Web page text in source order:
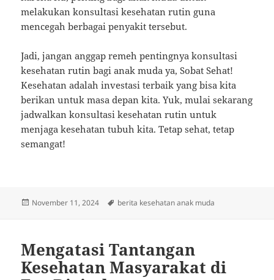
melakukan konsultasi kesehatan rutin guna
mencegah berbagai penyakit tersebut.
Jadi, jangan anggap remeh pentingnya konsultasi
kesehatan rutin bagi anak muda ya, Sobat Sehat!
Kesehatan adalah investasi terbaik yang bisa kita
berikan untuk masa depan kita. Yuk, mulai sekarang
jadwalkan konsultasi kesehatan rutin untuk
menjaga kesehatan tubuh kita. Tetap sehat, tetap
semangat!
Posted
November 11, 2024 Tags
berita kesehatan anak muda
Mengatasi Tantangan
Kesehatan Masyarakat di